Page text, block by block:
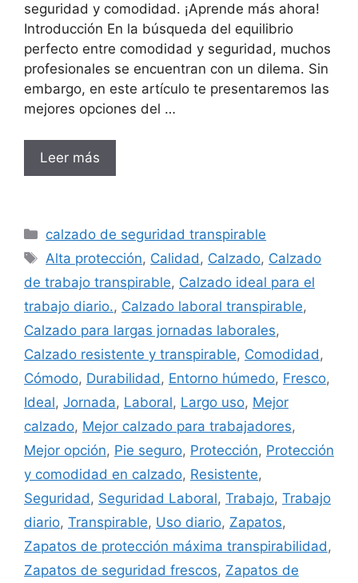
seguridad y comodidad. ¡Aprende más ahora!
Introducción En la búsqueda del equilibrio
perfecto entre comodidad y seguridad, muchos
profesionales se encuentran con un dilema. Sin
embargo, en este artículo te presentaremos las
mejores opciones del …
Leer más
Categorías
calzado de seguridad transpirable
Etiquetas
Alta protección, Calidad , Calzado, Calzado
de trabajo transpirable, Calzado ideal para el
trabajo diario., Calzado laboral transpirable,
Calzado para largas jornadas laborales,
Calzado resistente y transpirable, Comodidad ,
Cómodo, Durabilidad , Entorno húmedo, Fresco,
Ideal, Jornada, Laboral, Largo uso, Mejor
calzado, Mejor calzado para trabajadores,
Mejor opción, Pie seguro, Protección, Protección
y comodidad en calzado, Resistente,
Seguridad , Seguridad Laboral, Trabajo, Trabajo
diario, Transpirable, Uso diario, Zapatos,
Zapatos de protección máxima transpirabilidad ,
Zapatos de seguridad frescos, Zapatos de